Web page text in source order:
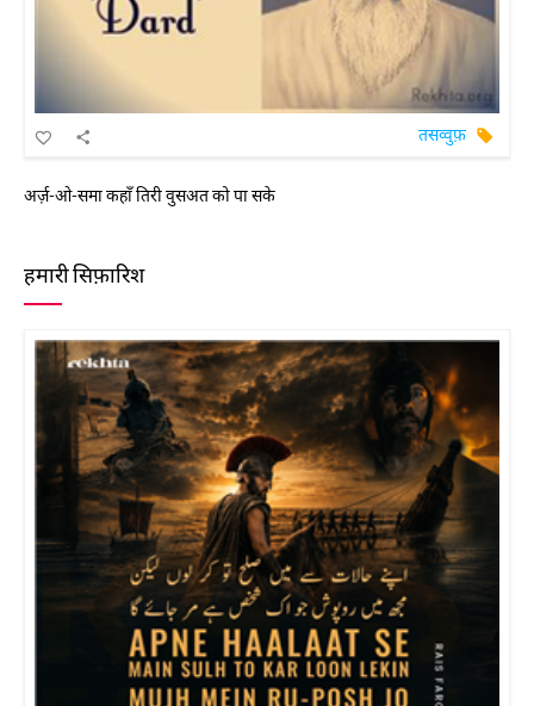
तसव्वुफ़
अर्ज़-ओ-समा कहाँ तिरी वुसअत को पा सके
हमारी सिफ़ारिश